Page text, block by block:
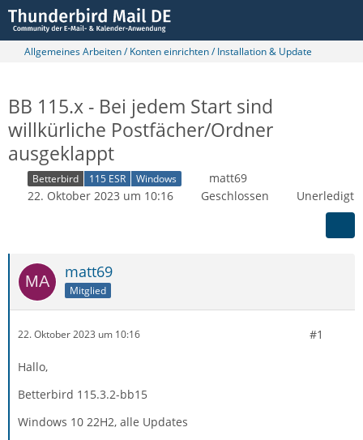
Allgemeines Arbeiten / Konten einrichten / Installation & Update
BB 115.x - Bei jedem Start sind
willkürliche Postfächer/Ordner
ausgeklappt
Betterbird 115 ESR Windows
matt69
22. Oktober 2023 um 10:16
Geschlossen Unerledigt
matt69
Mitglied
22. Oktober 2023 um 10:16 #1
Hallo,
Betterbird 115.3.2-bb15
Windows 10 22H2, alle Updates